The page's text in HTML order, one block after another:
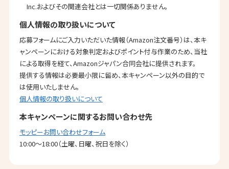
Inc.およびその関連会社とは一切関係ありません。
個人情報の取り扱いについて
応募フォームにご入力いただいた情報（Amazon注文番号）は、本キ
ャンペーンにおける対象判定およびポイント付与作業のため、当社
による取得を経て、Amazonジャパン合同会社に提供されます。
提供する情報は必要最小限に留め、本キャンペーン以外の目的で
は使用いたしません。
個人情報の取り扱いについて
本キャンペーンに関するお問い合わせ先
モッピーお問い合わせフォーム
10:00～18:00（土曜、日曜、祝日を除く）